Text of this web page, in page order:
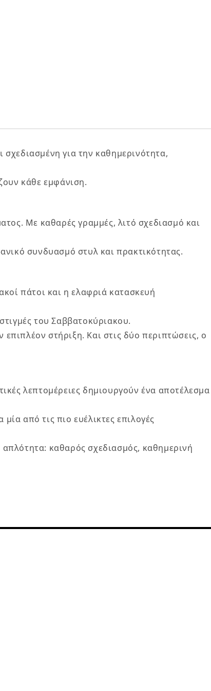
σχεδιασμένη για την καθημερινότητα,
κάθε εμφάνιση.
Με καθαρές γραμμές, λιτό σχεδιασμό και
συνδυασμό στυλ και πρακτικότητας.
πάτοι και η ελαφριά κατασκευή
του Σαββατοκύριακου.
στήριξη. Και στις δύο περιπτώσεις, ο
λεπτομέρειες δημιουργούν ένα αποτέλεσμα
από τις πιο ευέλικτες επιλογές
απλότητα: καθαρός σχεδιασμός, καθημερινή